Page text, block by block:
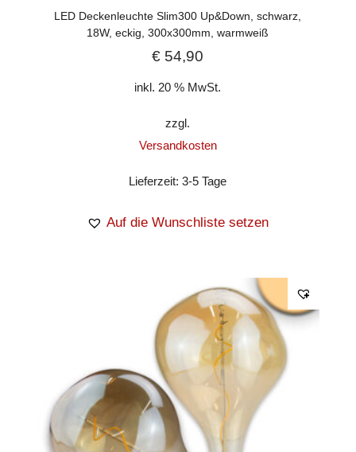
LED Deckenleuchte Slim300 Up&Down, schwarz,
18W, eckig, 300x300mm, warmweiß
€ 54,90
inkl. 20 % MwSt.
zzgl.
Versandkosten
Lieferzeit:3-5 Tage
Auf die Wunschliste setzen